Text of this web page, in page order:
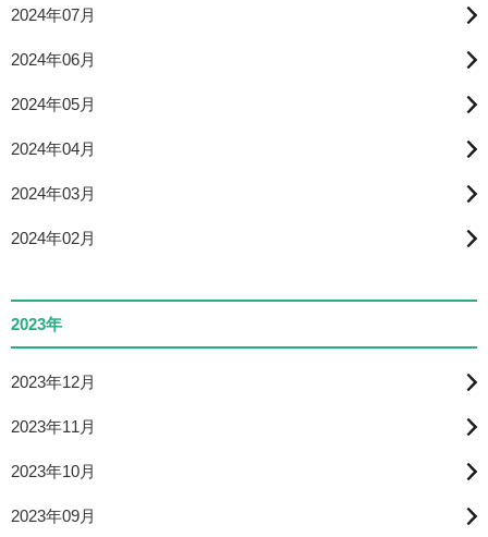
2024年07月
2024年06月
2024年05月
2024年04月
2024年03月
2024年02月
2023年
2023年12月
2023年11月
2023年10月
2023年09月